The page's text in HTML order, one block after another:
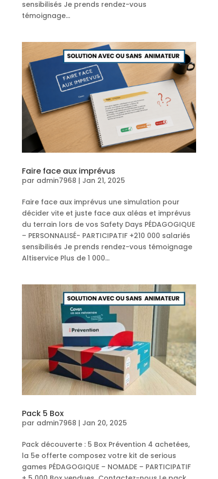
sensibilisés Je prends rendez-vous
témoignage...
Faire face aux imprévus
par admin7968 | Jan 21, 2025
Faire face aux imprévus une simulation pour
décider vite et juste face aux aléas et imprévus
du terrain lors de vos Safety Days PÉDAGOGIQUE
– PERSONNALISÉ- PARTICIPATIF +210 000 salariés
sensibilisés Je prends rendez-vous témoignage
Altiservice Plus de 1 000...
Pack 5 Box
par admin7968 | Jan 20, 2025
Pack découverte : 5 Box Prévention 4 achetées,
la 5e offerte composez votre kit de serious
games PÉDAGOGIQUE – NOMADE – PARTICIPATIF